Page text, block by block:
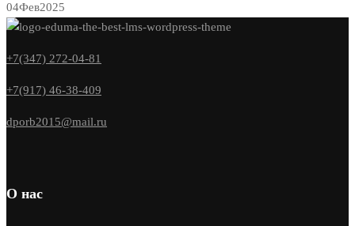
04Фев2025
+7(347) 272-04-81
+7(917) 46-38-409
dporb2015@mail.ru
О нас